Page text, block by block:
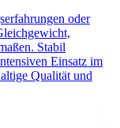
oder
Stabil
Einsatz im
Qualität und